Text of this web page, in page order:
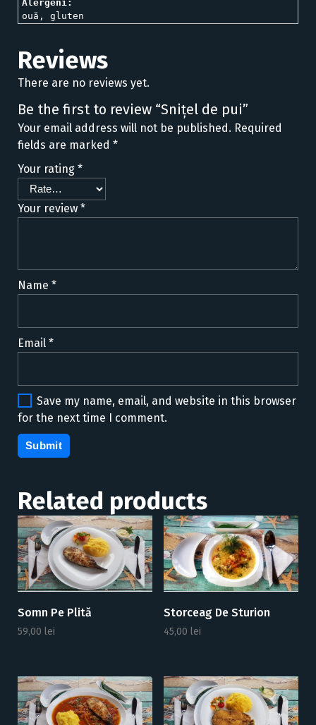
ouă, gluten
Reviews
There are no reviews yet.
Be the first to review “Snițel de pui”
Your email address will not be published. Required
fields are marked *
Your rating *
Your review *
Name *
Email *
Save my name, email, and website in this browser
for the next time I comment.
Related products
Somn Pe Plită
59,00 lei
Storceag De Sturion
45,00 lei